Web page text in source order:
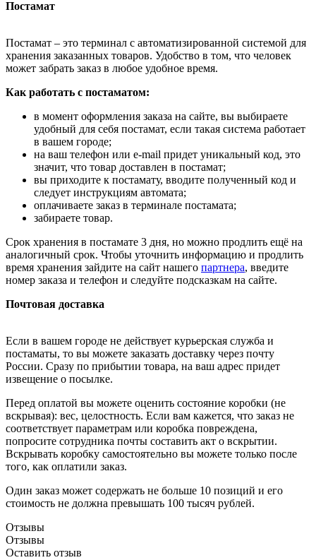
Постамат
Постамат – это терминал с автоматизированной системой для
хранения заказанных товаров. Удобство в том, что человек
может забрать заказ в любое удобное время.
Как работать с постаматом:
в момент оформления заказа на сайте, вы выбираете
удобный для себя постамат, если такая система работает
в вашем городе;
на ваш телефон или e-mail придет уникальный код, это
значит, что товар доставлен в постамат;
вы приходите к постамату, вводите полученный код и
следует инструкциям автомата;
оплачиваете заказ в терминале постамата;
забираете товар.
Срок хранения в постамате 3 дня, но можно продлить ещё на
аналогичный срок. Чтобы уточнить информацию и продлить
время хранения зайдите на сайт нашего партнера, введите
номер заказа и телефон и следуйте подсказкам на сайте.
Почтовая доставка
Если в вашем городе не действует курьерская служба и
постаматы, то вы можете заказать доставку через почту
России. Сразу по прибытии товара, на ваш адрес придет
извещение о посылке.
Перед оплатой вы можете оценить состояние коробки (не
вскрывая): вес, целостность. Если вам кажется, что заказ не
соответствует параметрам или коробка повреждена,
попросите сотрудника почты составить акт о вскрытии.
Вскрывать коробку самостоятельно вы можете только после
того, как оплатили заказ.
Один заказ может содержать не больше 10 позиций и его
стоимость не должна превышать 100 тысяч рублей.
Отзывы
Отзывы
Оставить отзыв